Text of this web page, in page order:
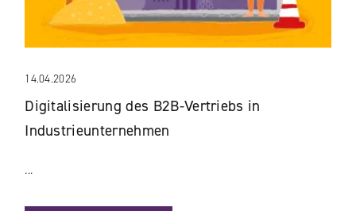
14.04.2026
Digitalisierung des B2B-Vertriebs in
Industrieunternehmen
...